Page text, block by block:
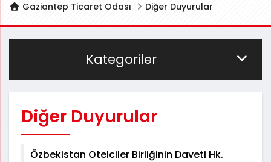
Gaziantep Ticaret Odası Diğer Duyurular
Kategoriler
Diğer Duyurular
Özbekistan Otelciler Birliğinin Daveti Hk.